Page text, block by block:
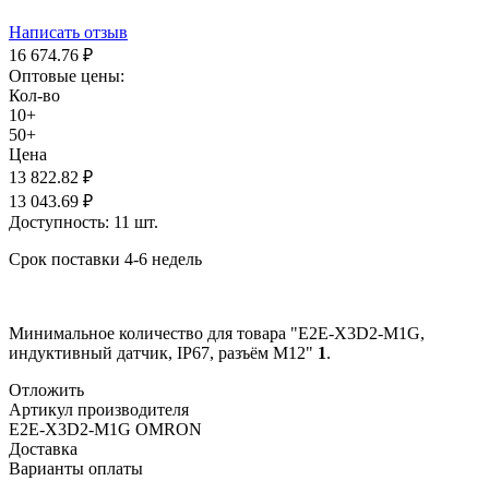
Написать отзыв
16 674.76 ₽
Оптовые цены:
Кол-во
10+
50+
Цена
13 822.82 ₽
13 043.69 ₽
Доступность: 11 шт.
Срок поставки 4-6 недель
Минимальное количество для товара "E2E-X3D2-M1G,
индуктивный датчик, IP67, разъём M12" 1.
Отложить
Артикул производителя
E2E-X3D2-M1G OMRON
Доставка
Варианты оплаты